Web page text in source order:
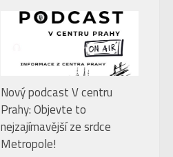
Nový podcast V centru
Prahy: Objevte to
nejzajímavější ze srdce
Metropole!